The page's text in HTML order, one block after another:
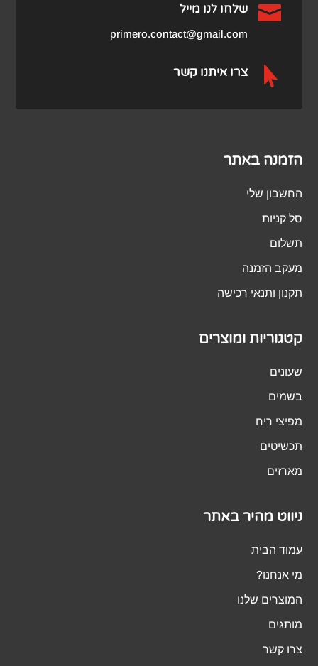
 שלחו לנו מייל
primero.contact@gmail.com
 צרו איתנו קשר
הזמנה באתר
החשבון שלי
סל קניות
תשלום
מעקב הזמנה
תקנון ותנאי רכישה
קטגוריות ומוצרים
שעונים
בשמים
מפיצי ריח
תכשיטים
מארזים
ניווט מהיר באתר
עמוד הבית
מי אנחנו?
המוצרים שלנו
מותגים
צרו קשר